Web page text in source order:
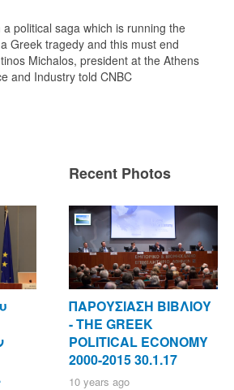
political saga which is running the
Greek tragedy and this must end
Michalos, president at the Athens
and Industry told CNBC
Recent Photos
ΠΑΡΟΥΣΙΑΣΗ ΒΙΒΛΙΟΥ
- ΤΗΕ GREEK
POLITICAL ECONOMY
2000-2015 30.1.17
10 years ago